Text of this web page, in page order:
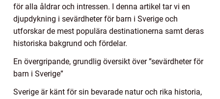
för alla åldrar och intressen. I denna artikel tar vi en
djupdykning i sevärdheter för barn i Sverige och
utforskar de mest populära destinationerna samt deras
historiska bakgrund och fördelar.
En övergripande, grundlig översikt över ”sevärdheter för
barn i Sverige”
Sverige är känt för sin bevarade natur och rika historia,